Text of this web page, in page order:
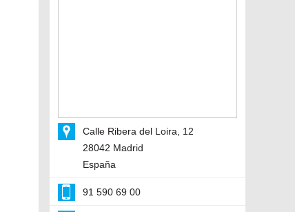
Calle Ribera del Loira, 12
28042 Madrid
España
91 590 69 00